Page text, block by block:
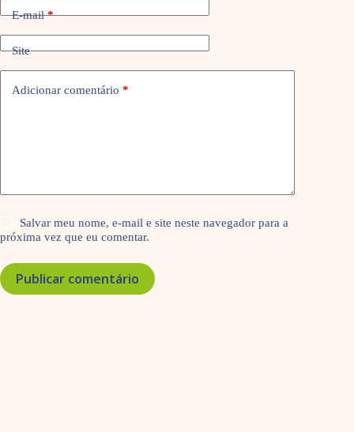
E-mail*
Site
Adicionar comentário *
Salvar meu nome, e-mail e site neste navegador para a
próxima vez que eu comentar.
Publicar comentário